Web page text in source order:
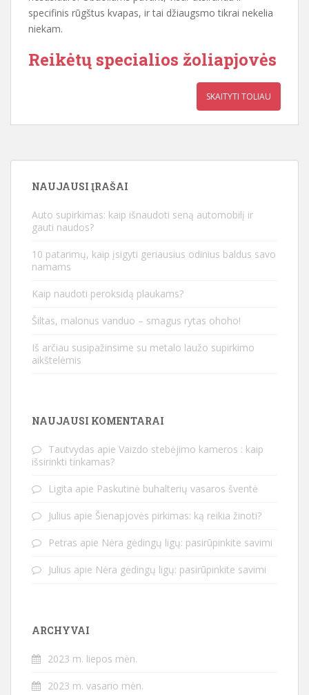
specifinis rūgštus kvapas, ir tai džiaugsmo tikrai nekelia
niekam.
Reikėtų specialios žoliapjovės
SKAITYTI TOLIAU
NAUJAUSI ĮRAŠAI
Auto supirkimas: kaip išnaudoti seną automobilį ir
gauti naudos?
10 patarimų, kaip įsigyti geriausius odinius baldus savo
namams
Kaip naudoti peroksidą plaukams?
Šiltas, malonus vanduo – smagus rytas ohoho!
Iš arčiau susipažinsime su metalo laužo supirkimo
aikštelėmis
NAUJAUSI KOMENTARAI
Tautvydas apie Vaizdo stebėjimo kameros : kaip
išsirinkti tinkamas?
Ligita apie Paskutinė buhalterių vasaros šventė
Julius apie Šienapjovės pirkimas: ką reikia žinoti?
Petras apie Nėra gėdingų ligų: pasirūpinkite savimi
Julius apie Nėra gėdingų ligų: pasirūpinkite savimi
ARCHYVAI
2023 m. liepos mėn.
2023 m. vasario mėn.